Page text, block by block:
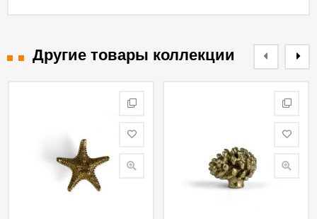
Другие товары коллекции